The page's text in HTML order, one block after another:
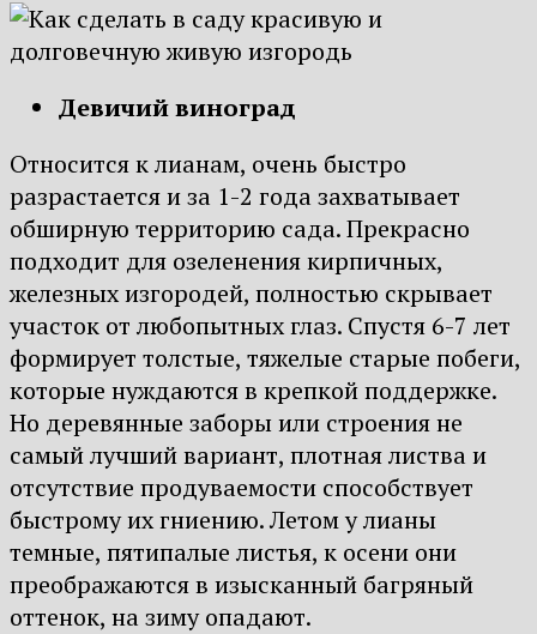
Девичий виноград
Относится к лианам, очень быстро
разрастается и за 1-2 года захватывает
обширную территорию сада. Прекрасно
подходит для озеленения кирпичных,
железных изгородей, полностью скрывает
участок от любопытных глаз. Спустя 6-7 лет
формирует толстые, тяжелые старые побеги,
которые нуждаются в крепкой поддержке.
Но деревянные заборы или строения не
самый лучший вариант, плотная листва и
отсутствие продуваемости способствует
быстрому их гниению. Летом у лианы
темные, пятипалые листья, к осени они
преображаются в изысканный багряный
оттенок, на зиму опадают.